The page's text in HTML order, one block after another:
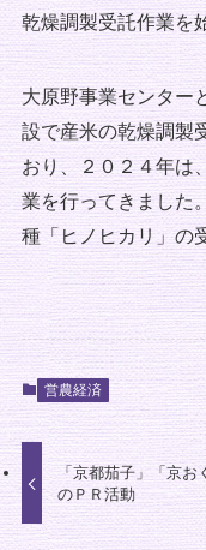
乾燥調製受託作業を
大原野事業センター
設で産米の乾燥調製
おり、２０２４年は
業を行ってきました
種「ヒノヒカリ」の
営農経済
「京都茄子」「京お
のＰＲ活動